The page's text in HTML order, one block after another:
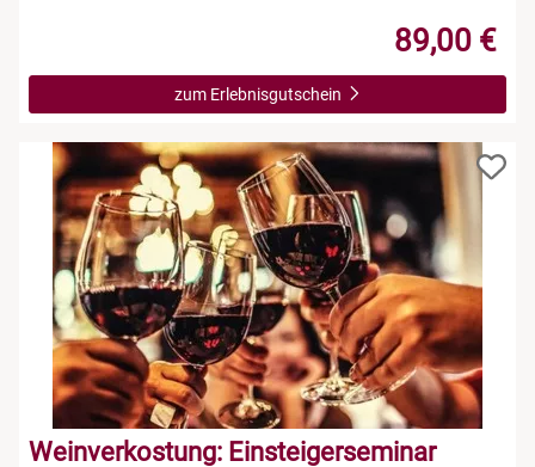
89,00 €
zum Erlebnisgutschein
Weinverkostung: Einsteigerseminar